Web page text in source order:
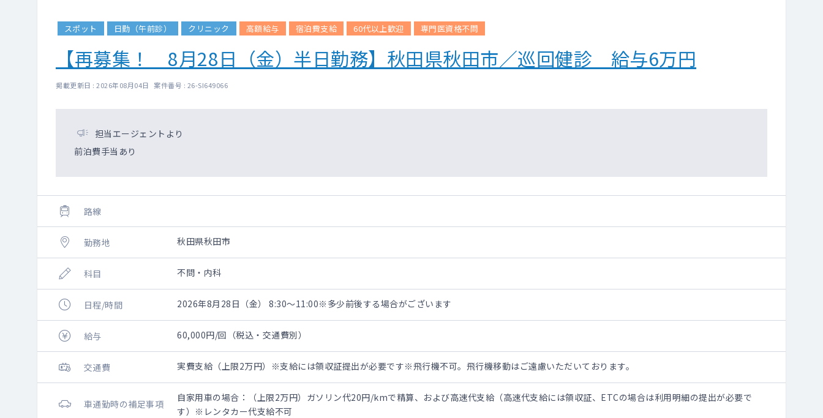
スポット 日勤（午前診） クリニック 高額給与 宿泊費支給 60代以上歓迎 専門医資格不問
【再募集！ 8月28日（金）半日勤務】秋田県秋田市／巡回健診 給与6万円
掲載更新日 : 2026年08月04日 案件番号 : 26-SI649066
担当エージェントより
前泊費手当あり
路線
勤務地 秋田県秋田市
科目 不問・内科
日程/時間 2026年8月28日（金） 8:30～11:00※多少前後する場合がございます
給与 60,000円/回（税込・交通費別）
交通費 実費支給（上限2万円）※支給には領収証提出が必要です※飛行機不可。飛行機移動はご遠慮いただいております。
車通勤時の補足事項
自家用車の場合：（上限2万円）ガソリン代20円/kmで精算、および高速代支給（高速代支給には領収証、ETCの場合は利用明細の提出が必要で
す）※レンタカー代支給不可